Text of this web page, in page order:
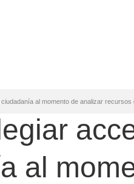
al momento de analizar recursos
al